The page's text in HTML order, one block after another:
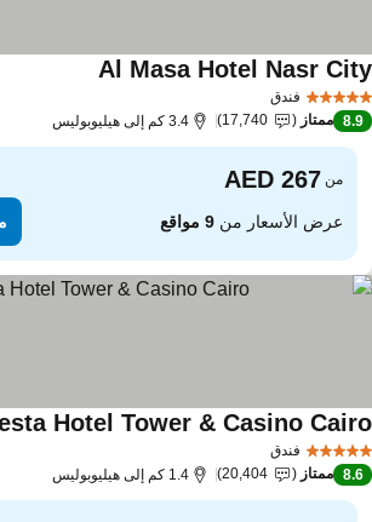
فندق
Al Masa Hotel Nasr
8.9 ممتاز 17,740 3.4 كم إلى هيليوبوليس
من
عرض الأسعار من9 مواقع
فندق
Hotel Tower & Casino
8.6 ممتاز 20,404 1.4 كم إلى هيليوبوليس